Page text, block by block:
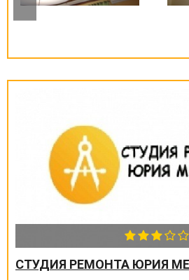
СТУДИЯ РЕМОНТА ЮРИЯ